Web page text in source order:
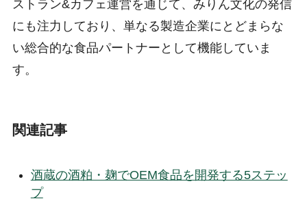
ストラン&カフェ運営を通じて、みりん文化の発信
にも注力しており、単なる製造企業にとどまらな
い総合的な食品パートナーとして機能していま
す。
関連記事
酒蔵の酒粕・麹でOEM食品を開発する5ステッ
プ